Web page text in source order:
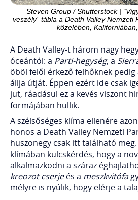
Steven Group / Shutterstock |
veszély” tábla a Death Valley Nemzeti
közelében,
A Death Valley-t három nagy
óceántól: a Parti-hegység, a
öböl felől érkező felhőknek pedig
állja útját. Éppen ezért ide csak
jut, ráadásul ez a kevés viszont
formájában hullik.
A szélsőséges klíma ellenére
honos a Death Valley Nemzeti
huszonegy csak itt található meg.
klímában kulcskérdés, hogy a
alkalmazkodni a száraz
kreozot cserjeés a meszkvitófa
mélyre is nyúlik, hogy elérje a